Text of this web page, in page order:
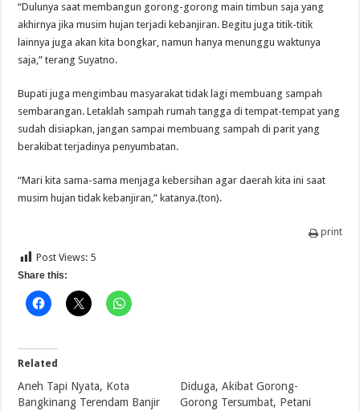
“Dulunya saat membangun gorong-gorong main timbun saja yang
akhirnya jika musim hujan terjadi kebanjiran. Begitu juga titik-titik
lainnya juga akan kita bongkar, namun hanya menunggu waktunya
saja,” terang Suyatno.
Bupati juga mengimbau masyarakat tidak lagi membuang sampah
sembarangan. Letaklah sampah rumah tangga di tempat-tempat yang
sudah disiapkan, jangan sampai membuang sampah di parit yang
berakibat terjadinya penyumbatan.
“Mari kita sama-sama menjaga kebersihan agar daerah kita ini saat
musim hujan tidak kebanjiran,” katanya.(ton).
print
Post Views: 5
Share this:
Related
Aneh Tapi Nyata, Kota
Bangkinang Terendam Banjir
Diduga, Akibat Gorong-
Gorong Tersumbat, Petani